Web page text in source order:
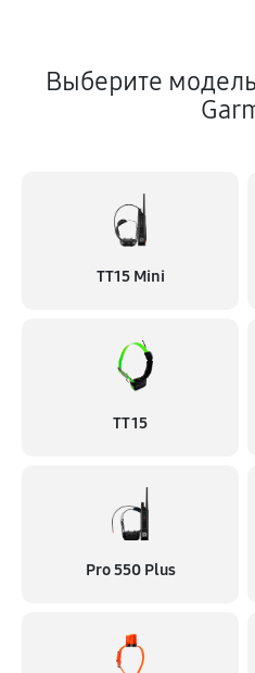
Выберите
TT15 Mini
TT 15
Pro 550 Plus